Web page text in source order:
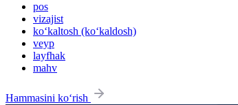
pos
vizajist
ko‘kaltosh (ko‘kaldosh)
veyp
layfhak
mahv
Hammasini ko‘rish